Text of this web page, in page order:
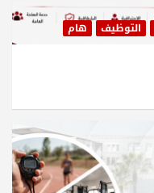
التوظيف هام